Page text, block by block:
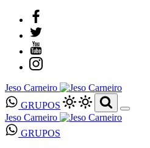
Jeso Carneiro
GRUPOS
Jeso Carneiro
GRUPOS